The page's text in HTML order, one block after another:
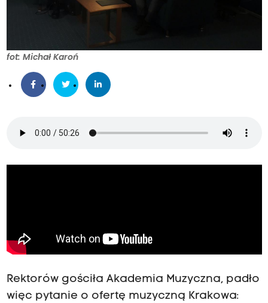
fot: Michał Karoń
Rektorów gościła Akademia Muzyczna, padło
więc pytanie o ofertę muzyczną Krakowa: